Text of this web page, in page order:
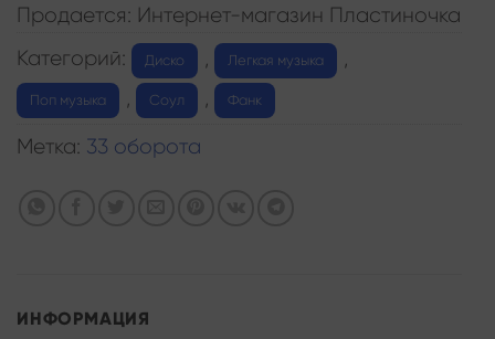
Продается: Интернет-магазин Пластиночка
Категорий:
Диско Легкая музыка
Поп музыка Соул Фанк
Метка: 33 оборота
ИНФОРМАЦИЯ